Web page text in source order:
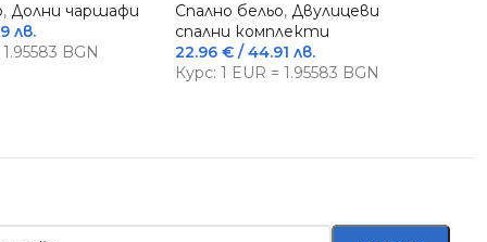
, Долни чаршафи
лв.
BGN
Спално бельо, Двулицеви
спални комплекти
22.96 € / 44.91 лв.
Курс: 1 EUR = 1.95583 BGN